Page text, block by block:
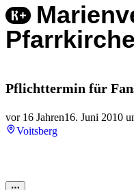
Pflichttermin für
vor 16 Jahren16. Juni 2010
Voitsberg